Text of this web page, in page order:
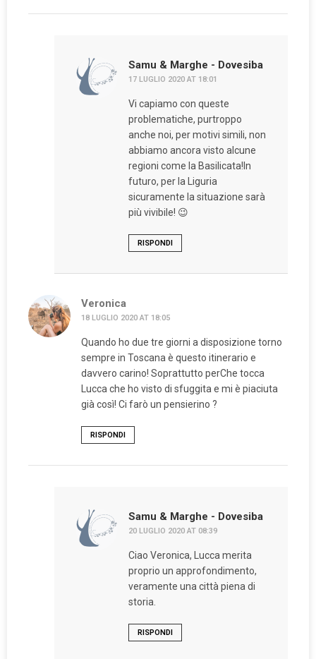
Samu & Marghe - Dovesiba
17 LUGLIO 2020 AT 18:01
Vi capiamo con queste
problematiche, purtroppo
anche noi, per motivi simili, non
abbiamo ancora visto alcune
regioni come la Basilicata!In
futuro, per la Liguria
sicuramente la situazione sarà
più vivibile! 😉
RISPONDI
Veronica
18 LUGLIO 2020 AT 18:05
Quando ho due tre giorni a disposizione torno
sempre in Toscana è questo itinerario e
davvero carino! Soprattutto perChe tocca
Lucca che ho visto di sfuggita e mi è piaciuta
già così! Ci farò un pensierino ?
RISPONDI
Samu & Marghe - Dovesiba
20 LUGLIO 2020 AT 08:39
Ciao Veronica, Lucca merita
proprio un approfondimento,
veramente una città piena di
storia.
RISPONDI